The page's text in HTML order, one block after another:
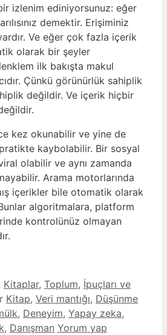
izlenim ediniyorsunuz: eğer
demektir. Erişiminiz
Ve eğer çok fazla içerik
olarak bir şeyler
ilk bakışta makul
Çünkü görünürlük sahiplik
değildir. Ve içerik hiçbir
kez okunabilir ve yine de
kaybolabilir. Bir sosyal
olabilir ve aynı zamanda
Arama motorlarında
içerikler bile otomatik olarak
algoritmalara, platform
kontrolünüz olmayan
Kitaplar, Toplum, İpuçları ve
Kitap, Veri mantığı, Düşünme
, Deneyim, Yapay zeka,
, Danışman Yorum yap